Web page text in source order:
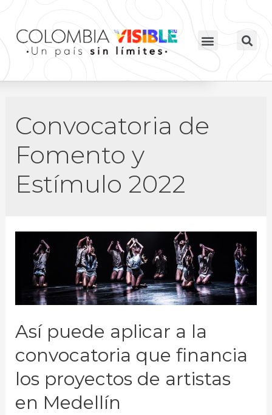
Convocatoria de
Fomento y
Estímulo 2022
Así puede aplicar a la
convocatoria que financia
los proyectos de artistas
en Medellín